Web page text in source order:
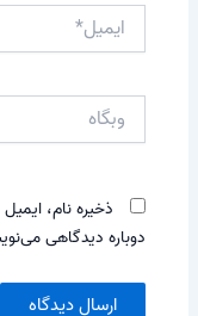
ایمیل*
وبگاه
ذخیره نام،
دوباره دیدگاهی